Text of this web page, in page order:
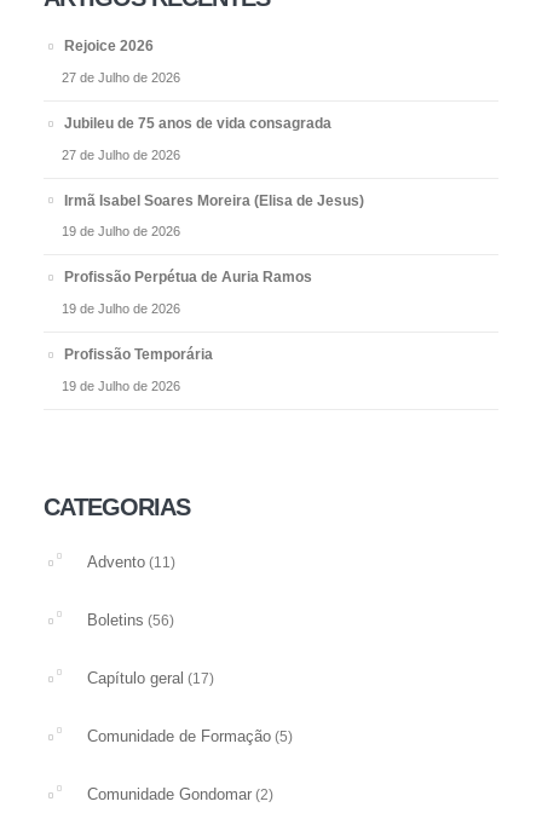
Rejoice 2026
27 de Julho de 2026
Jubileu de 75 anos de vida consagrada
27 de Julho de 2026
Irmã Isabel Soares Moreira (Elisa de Jesus)
19 de Julho de 2026
Profissão Perpétua de Auria Ramos
19 de Julho de 2026
Profissão Temporária
19 de Julho de 2026
CATEGORIAS
Advento (11)
Boletins (56)
Capítulo geral (17)
Comunidade de Formação (5)
Comunidade Gondomar (2)